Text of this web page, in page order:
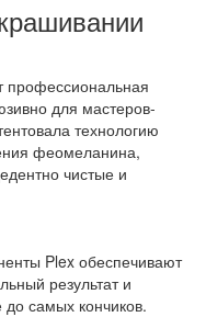
профессиональная
для мастеров-
технологию
феомеланина,
чистые и
Plex обеспечивают
результат и
до самых кончиков.